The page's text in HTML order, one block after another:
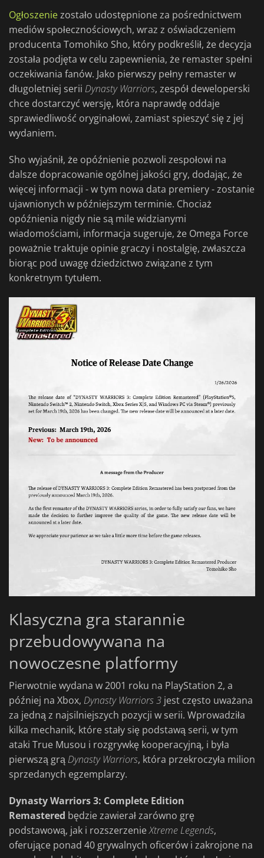
Ogłoszeniezostało udostępnione za pośrednictwem
mediów społecznościowych, wraz z oświadczeniem
producenta Tomohiko Sho, który podkreślił, że decyzja
została podjęta w celu zapewnienia, że remaster spełni
oczekiwania fanów. Jako pierwszy pełny remaster w
długoletniej serii Dynasty Warriors, zespół deweloperski
chce dostarczyć wersję, która naprawdę oddaje
sprawiedliwość oryginałowi, zamiast spieszyć się z jej
wydaniem.
Sho wyjaśnił, że opóźnienie pozwoli zespołowi na
dalsze dopracowanie ogólnej jakości gry, dodając, że
więcej informacji - w tym nowa data premiery - zostanie
ujawnionych w późniejszym terminie. Chociaż
opóźnienia nigdy nie są mile widzianymi
wiadomościami, informacja sugeruje, że Omega Force
poważnie traktuje opinie graczy i nostalgię, zwłaszcza
biorąc pod uwagę dziedzictwo związane z tym
konkretnym tytułem.
Klasyczna gra starannie
przebudowywana na
nowoczesne platformy
Pierwotnie wydana w 2001 roku na PlayStation 2, a
później na Xbox, Dynasty Warriors 3 jest często uważana
za jedną z najsilniejszych pozycji w serii. Wprowadziła
kilka mechanik, które stały się podstawą serii, w tym
ataki True Musou i rozgrywkę kooperacyjną, i była
pierwszą grąDynasty Warriors, która przekroczyła milion
sprzedanych egzemplarzy.
Dynasty Warriors 3: Complete Edition
Remastered będzie zawierał zarówno grę
podstawową, jak i rozszerzenieXtreme Legends,
oferujące ponad 40 grywalnych oficerów i zakrojone na